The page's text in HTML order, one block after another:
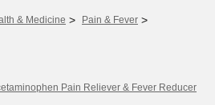
& Medicine > Pain & Fever >
Pain Reliever & Fever Reducer